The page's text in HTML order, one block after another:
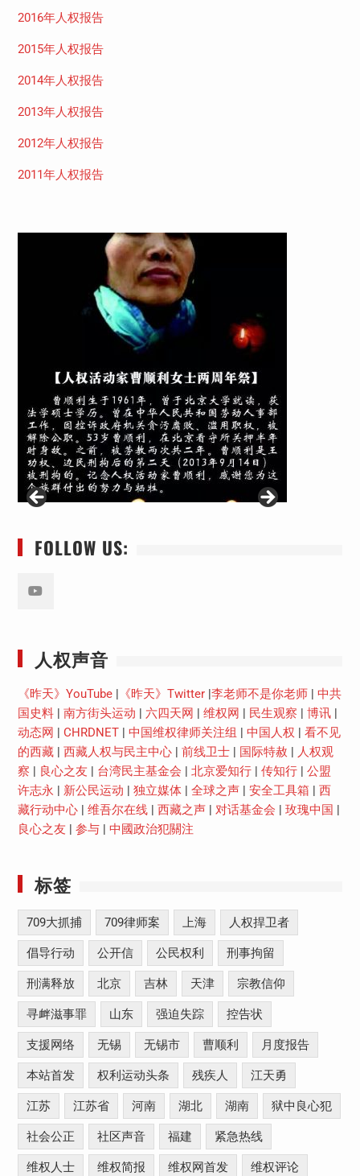
2016年人权报告
2015年人权报告
2014年人权报告
2013年人权报告
2012年人权报告
2011年人权报告
FOLLOW US:
人权声音
《昨天》YouTube| 《昨天》Twitter| 李老师不是你老师| 中共
国史料| 南方街头运动 六四天网 维权网 民生观察 博讯|
动态网
CHRDNET| 中国维权律师关注组 中国人权
看不见
的西藏| 西藏人权与民主中心| 前线卫士| 国际特赦
人权观
察
良心之友 台湾民主基金会 北京爱知行| 传知行| 公盟
许志永
新公民运动 独立媒体| 全球之声| 安全工具箱
西
藏行动中心| 维吾尔在线| 西藏之声| 对话基金会 玫瑰中国
良心之友
参与| 中國政治犯關注
标签
709大抓捕 709律师案 上海 人权捍卫者
倡导行动 公开信 公民权利 刑事拘留
刑满释放 北京 吉林 天津 宗教信仰
寻衅滋事罪 山东 强迫失踪 控告状
支援网络 无锡 无锡市 曹顺利 月度报告
本站首发 权利运动头条 残疾人 江天勇
江苏 江苏省 河南 湖北 湖南 狱中良心犯
社会公正 社区声音 福建 紧急热线
维权人士 维权简报 维权网首发 维权评论